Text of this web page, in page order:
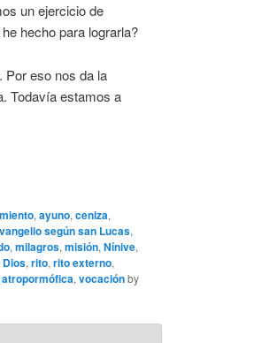
un ejercicio de
hecho para lograrla?
Por eso nos da la
Todavía estamos a
, ayuno, ceniza,
según san Lucas,
, milagros, misión, Nínive,
Dios, rito, rito externo,
, vocaciónby